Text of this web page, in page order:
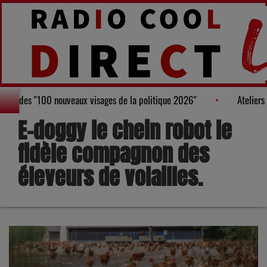
Palmarès des "100 nouveaux visages de la politique 2026"
E-doggy le chein robot le
fidèle compagnon des
éleveurs de volailles.